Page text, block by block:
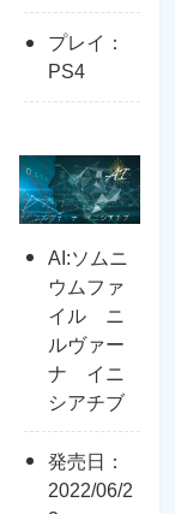
プレイ：
PS4
AI:ソムニ
ウムファ
イル ニ
ルヴァー
ナ イニ
シアチブ
発売日：
2022/06/2